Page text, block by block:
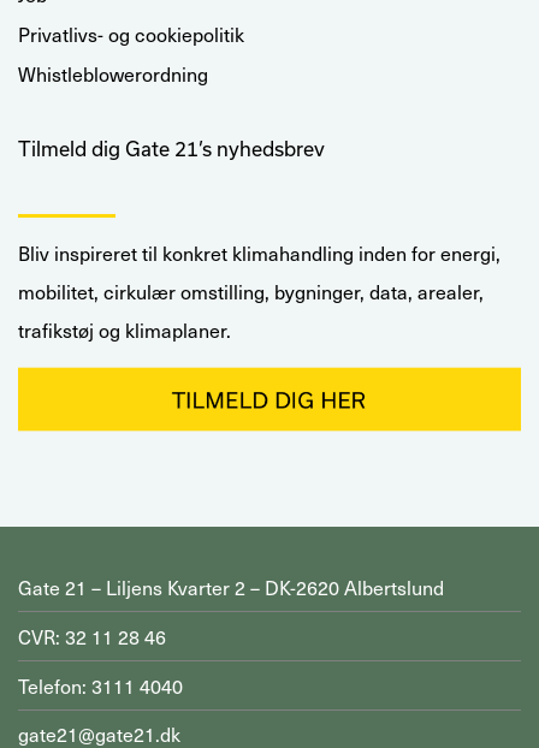
Privatlivs- og cookiepolitik
Whistleblowerordning
Tilmeld dig Gate 21’s nyhedsbrev
Bliv inspireret til konkret klimahandling inden for energi,
mobilitet, cirkulær omstilling, bygninger, data, arealer,
trafikstøj og klimaplaner.
Gate 21 – Liljens Kvarter 2 – DK-2620 Albertslund
CVR: 32 11 28 46
Telefon: 3111 4040
gate21@gate21.dk